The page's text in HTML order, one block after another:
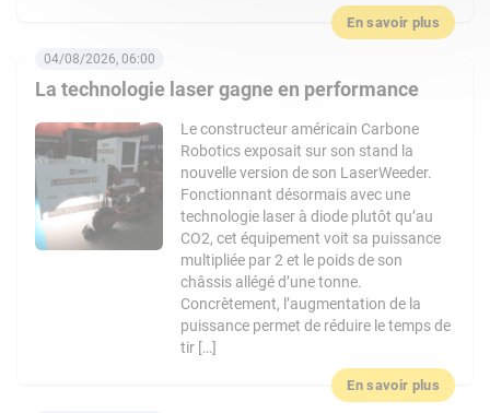
En savoir plus
La technologie laser gagne en performance
04/08/2026, 06:00
Le constructeur américain Carbone
Robotics exposait sur son stand la
nouvelle version de son LaserWeeder.
Fonctionnant désormais avec une
technologie laser à diode plutôt qu’au
CO2, cet équipement voit sa puissance
multipliée par 2 et le poids de son
châssis allégé d’une tonne.
Concrètement, l’augmentation de la
puissance permet de réduire le temps de
tir […]
En savoir plus